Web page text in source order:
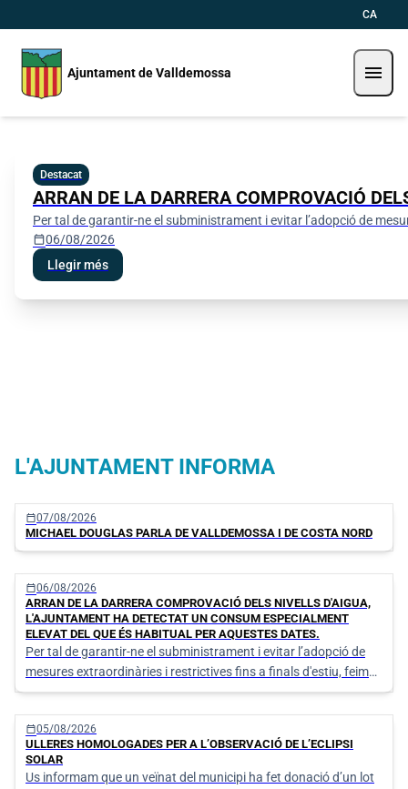
CA
Ajuntament de Valldemossa menu
Destacat
ARRAN DE LA DARRERA COMPROVACIÓ
Per tal de garantir-ne el subministrament i evitar l’adopció de
calendar_today06/08/2026
Llegir més
L'AJUNTAMENT INFORMA
calendar_today07/08/2026
MICHAEL DOUGLAS PARLA DE VALLDEMOSSA I DE COSTA NORD
calendar_today06/08/2026
ARRAN DE LA DARRERA COMPROVACIÓ DELS NIVELLS D'AIGUA,
L'AJUNTAMENT HA DETECTAT UN CONSUM ESPECIALMENT
ELEVAT DEL QUE ÉS HABITUAL PER AQUESTES DATES.
Per tal de garantir-ne el subministrament i evitar l’adopció de
mesures extraordinàries i restrictives fins a finals d'estiu, feim
una crida a la responsabilitat de tota la ciutadania per tal de
reduir el consum.
calendar_today05/08/2026
ULLERES HOMOLOGADES PER A L’OBSERVACIÓ DE L’ECLIPSI
SOLAR
Us informam que un veïnat del municipi ha fet donació d’un lot